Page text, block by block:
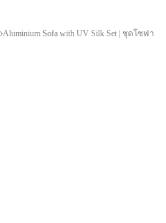
Aluminium Sofa with UV Silk Set | ชุดโซฟา